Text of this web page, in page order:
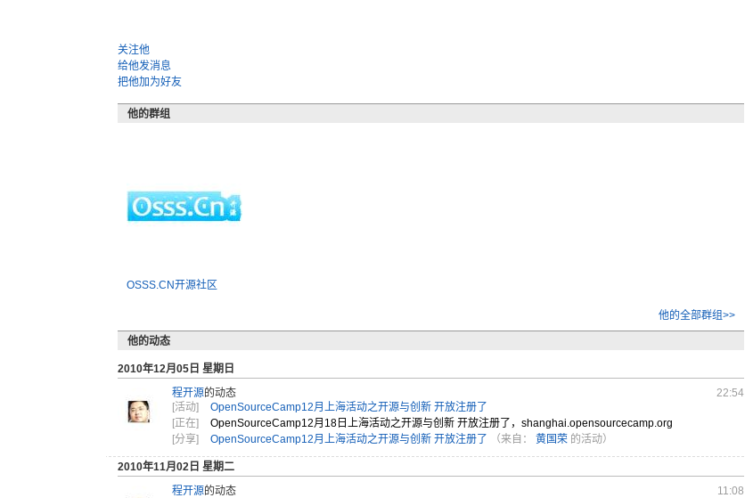
关注他
给他发消息
把他加为好友
他的群组
OSSS.CN开源社区
他的全部群组>>
他的动态
2010年12月05日 星期日
程开源的动态
22:54
[活动]
OpenSourceCamp12月上海活动之开源与创新 开放注册了
[正在]
OpenSourceCamp12月18日上海活动之开源与创新 开放注册了 ，shanghai.opensourcecamp.org
[分享]
OpenSourceCamp12月上海活动之开源与创新 开放注册了 （来自：黄国荣 的活动）
2010年11月02日 星期二
程开源的动态
11:08